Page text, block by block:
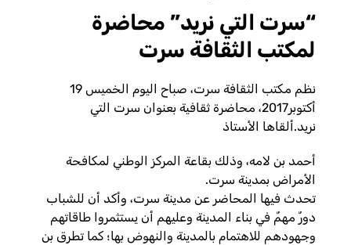
“سرت التي نريد” محاضرة
لمكتب الثقافة سرت
نظم مكتب الثقافة سرت، صباح اليوم الخميس 19
أكتوبر2017، محاضرة ثقافية بعنوان سرت التي
نريد.ألقاها الأستاذ
أحمد بن لامه، وذلك بقاعة المركز الوطني لمكافحة
الأمراض بمدينة سرت.
تحدث فيها المحاضر عن مدينة سرت، وأكد أن للشباب
دورٌ مهمٌ في بناء المدينة وعليهم أن يستثمروا طاقاتهم
وجهودهم للاهتمام بالمدينة والنهوض بها؛ كما تطرق بن